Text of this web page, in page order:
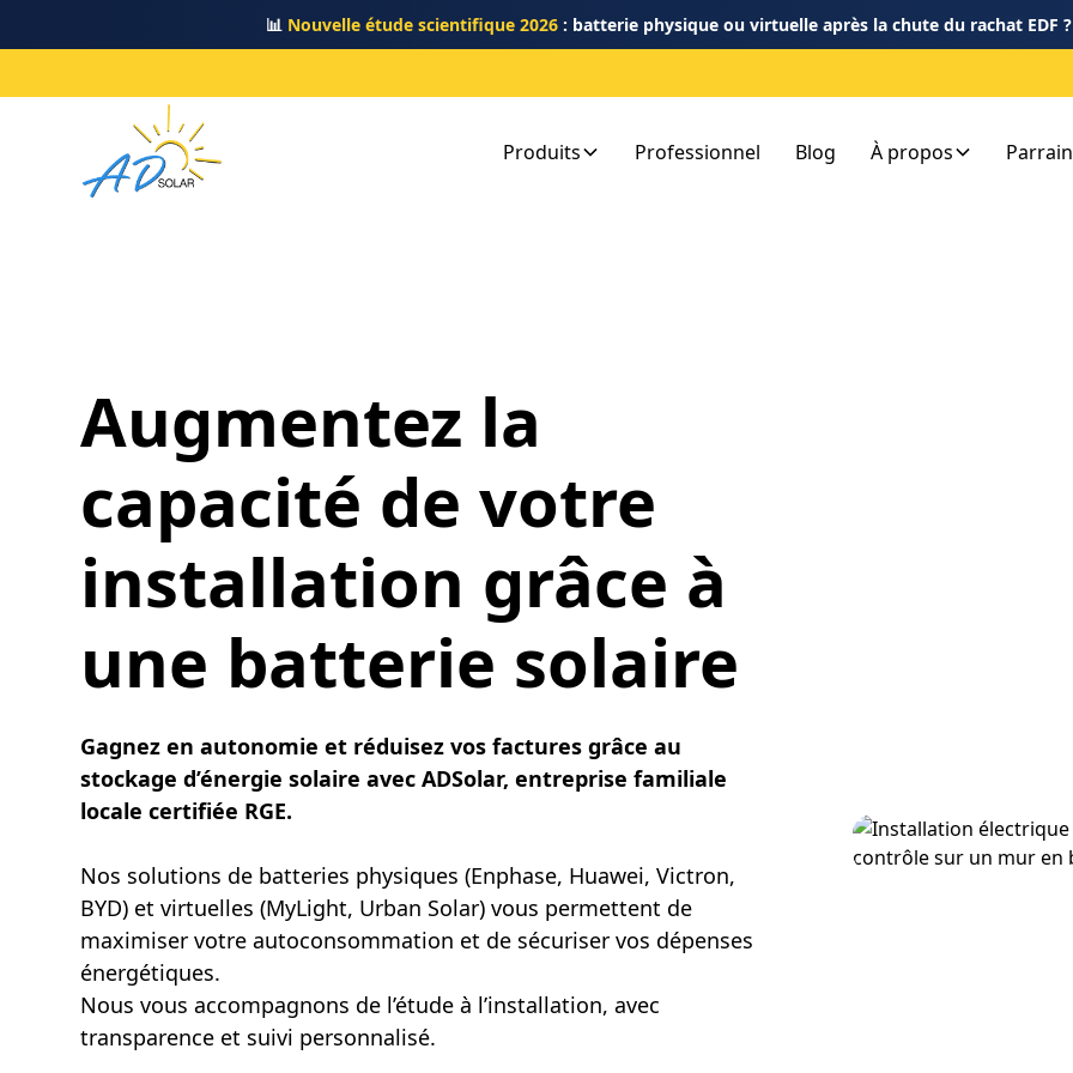
📊 Nouvelle étude scientifique 2026: batterie physique ou virtuelle après la chute du rachat EDF ?
Produits Professionnel Blog À propos
Augmentez la
capacité de votre
installation grâce à
une batterie solaire
Gagnez en autonomie et réduisez vos factures grâce au
stockage d’énergie solaire avec ADSolar, entreprise familiale
locale certifiée RGE.
Nos solutions de batteries physiques (Enphase, Huawei, Victron,
BYD) et virtuelles (MyLight, Urban Solar) vous permettent de
maximiser votre autoconsommation et de sécuriser vos dépenses
énergétiques.
Nous vous accompagnons de l’étude à l’installation, avec
transparence et suivi personnalisé.